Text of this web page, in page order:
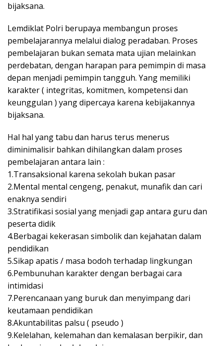
bijaksana.
Lemdiklat Polri berupaya membangun proses
pembelajarannya melalui dialog peradaban. Proses
pembelajaran bukan semata mata ujian melainkan
perdebatan, dengan harapan para pemimpin di masa
depan menjadi pemimpin tangguh. Yang memiliki
karakter ( integritas, komitmen, kompetensi dan
keunggulan ) yang dipercaya karena kebijakannya
bijaksana.
Hal hal yang tabu dan harus terus menerus
diminimalisir bahkan dihilangkan dalam proses
pembelajaran antara lain :
1.Transaksional karena sekolah bukan pasar
2.Mental mental cengeng, penakut, munafik dan cari
enaknya sendiri
3.Stratifikasi sosial yang menjadi gap antara guru dan
peserta didik
4.Berbagai kekerasan simbolik dan kejahatan dalam
pendidikan
5.Sikap apatis / masa bodoh terhadap lingkungan
6.Pembunuhan karakter dengan berbagai cara
intimidasi
7.Perencanaan yang buruk dan menyimpang dari
keutamaan pendidikan
8.Akuntabilitas palsu ( pseudo )
9.Kelelahan, kelemahan dan kemalasan berpikir, dan